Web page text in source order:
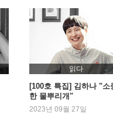
읽다
[100호 특집] 김하나 "소
한 물뿌리개"
2023년 09월 27일